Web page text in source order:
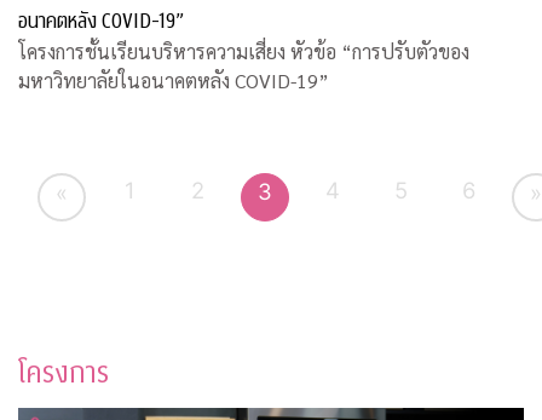
อนาคตหลัง COVID-19”
โครงการชั้นเรียนบริหารความเสี่ยง หัวข้อ “การปรับตัวของ
มหาวิทยาลัยในอนาคตหลัง COVID-19”
« 1 2 3 4 5 6 »
โครงการ